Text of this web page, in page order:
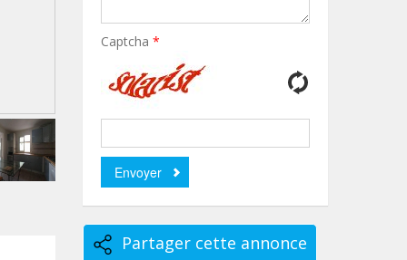
Captcha *
Partager cette annonce